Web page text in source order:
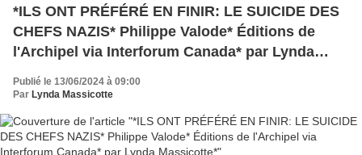
*ILS ONT PRÉFÉRÉ EN FINIR: LE SUICIDE DES
CHEFS NAZIS* Philippe Valode* Éditions de
l'Archipel via Interforum Canada* par Lynda
Publié le 13/06/2024 à 09:00
Par Lynda Massicotte